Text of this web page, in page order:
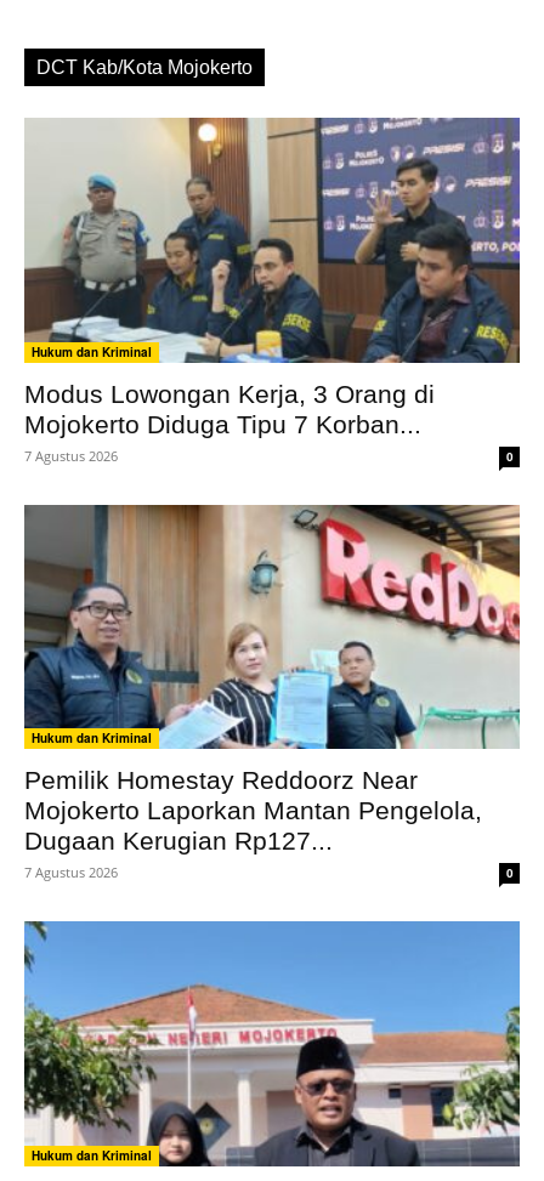
DCT Kab/Kota Mojokerto
Hukum dan Kriminal
Modus Lowongan Kerja, 3 Orang di
Mojokerto Diduga Tipu 7 Korban...
7 Agustus 2026 0
Hukum dan Kriminal
Pemilik Homestay Reddoorz Near
Mojokerto Laporkan Mantan Pengelola,
Dugaan Kerugian Rp127...
7 Agustus 2026 0
Hukum dan Kriminal